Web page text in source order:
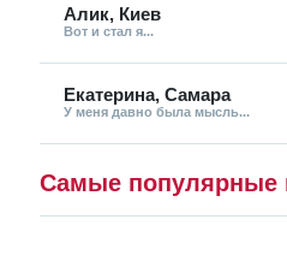
Алик, Киев
Вот и стал я...
Екатерина, Самара
У меня давно была мысль...
Самые популярные